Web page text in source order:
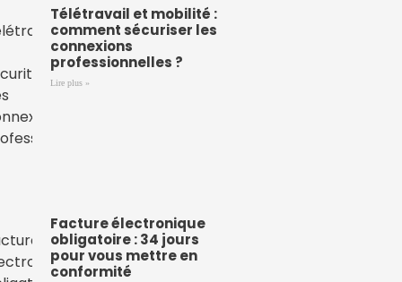
Télétravail et mobilité :
comment sécuriser les
connexions
professionnelles ?
Lire plus »
Facture électronique
obligatoire : 34 jours
pour vous mettre en
conformité